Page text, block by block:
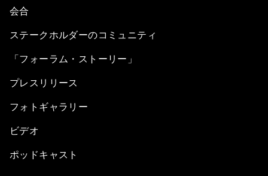
会合
ステークホルダーのコミュニティ
「フォーラム・ストーリー」
プレスリリース
フォトギャラリー
ビデオ
ポッドキャスト